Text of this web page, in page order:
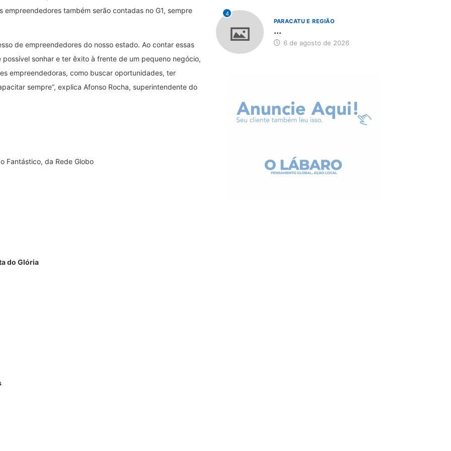
também serão contadas no G1, sempre
de empreendedores do nosso estado. Ao contar essas
sonhar e ter êxito à frente de um pequeno negócio,
empreendedoras, como buscar oportunidades, ter
sempre”, explica Afonso Rocha, superintendente do
Fantástico, da Rede Globo
do Glória
4
PARACATU E REGIÃO
...
6 de agosto de 2026